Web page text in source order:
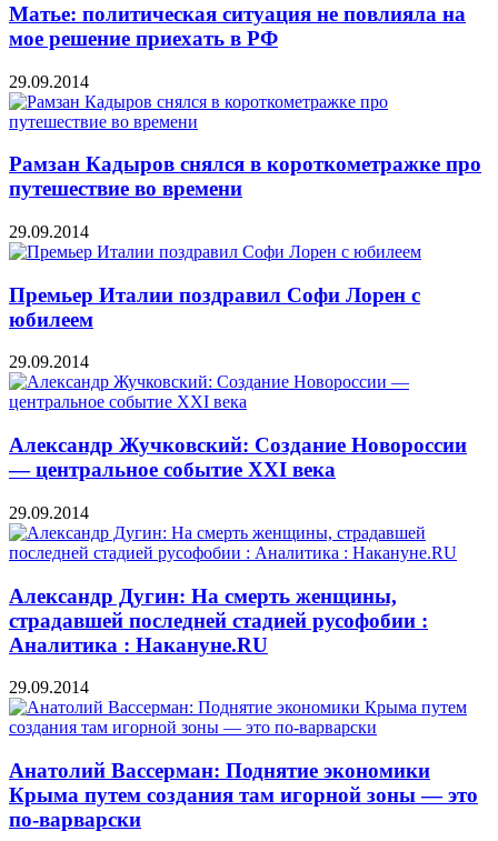
Матье: политическая ситуация не повлияла на
мое решение приехать в РФ
29.09.2014
Рамзан Кадыров снялся в короткометражке про
путешествие во времени
29.09.2014
Премьер Италии поздравил Софи Лорен с
юбилеем
29.09.2014
Александр Жучковский: Создание Новороссии
— центральное событие XXI века
29.09.2014
Александр Дугин: На смерть женщины,
страдавшей последней стадией русофобии :
Аналитика : Накануне.RU
29.09.2014
Анатолий Вассерман: Поднятие экономики
Крыма путем создания там игорной зоны — это
по-варварски